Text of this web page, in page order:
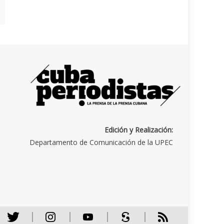
Edición y Realización:
Departamento de Comunicación de la UPEC